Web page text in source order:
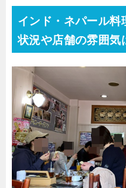
インド・ネパール料
状況や店舗の雰囲気